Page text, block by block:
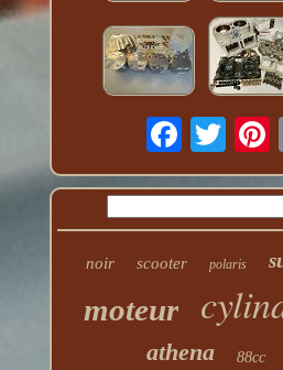
noir scooter polaris
moteur
athena 88cc